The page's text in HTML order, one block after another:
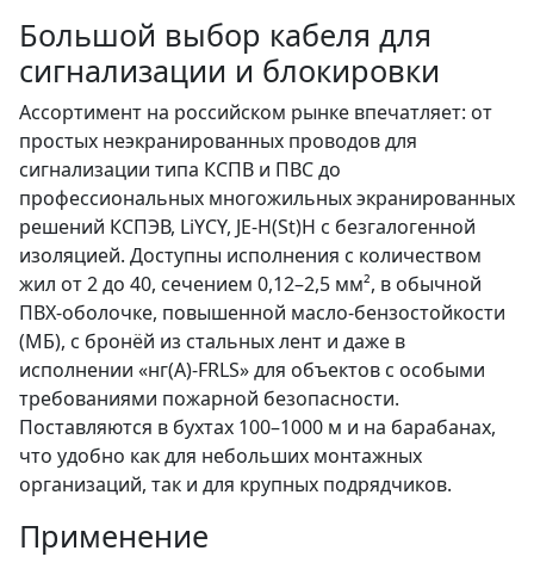
Большой выбор кабеля для
сигнализации и блокировки
Ассортимент на российском рынке впечатляет: от
простых неэкранированных проводов для
сигнализации типа КСПВ и ПВС до
профессиональных многожильных экранированных
решений КСПЭВ, LiYCY, JE-H(St)H с безгалогенной
изоляцией. Доступны исполнения с количеством
жил от 2 до 40, сечением 0,12–2,5 мм², в обычной
ПВХ-оболочке, повышенной масло-бензостойкости
(МБ), с бронёй из стальных лент и даже в
исполнении «нг(А)-FRLS» для объектов с особыми
требованиями пожарной безопасности.
Поставляются в бухтах 100–1000 м и на барабанах,
что удобно как для небольших монтажных
организаций, так и для крупных подрядчиков.
Применение